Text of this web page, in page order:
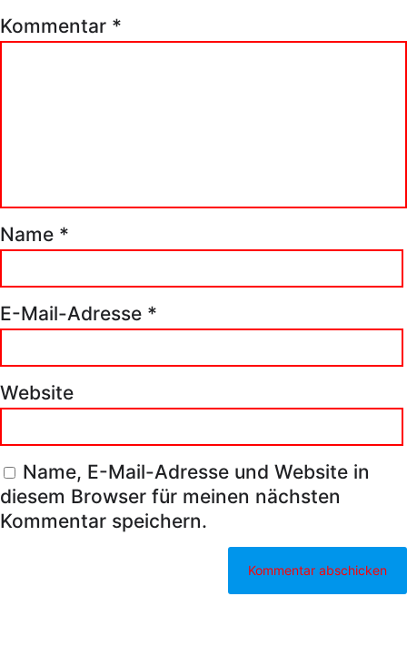
Kommentar *
Name *
E-Mail-Adresse *
Website
Name, E-Mail-Adresse und Website in
diesem Browser für meinen nächsten
Kommentar speichern.